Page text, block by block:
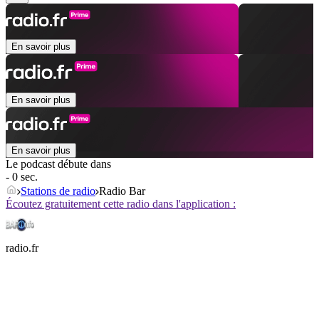
En savoir plus
En savoir plus
En savoir plus
Le podcast débute dans
- 0 sec.
Stations de radio Radio Bar
Écoutez gratuitement cette radio dans l'application :
radio.fr